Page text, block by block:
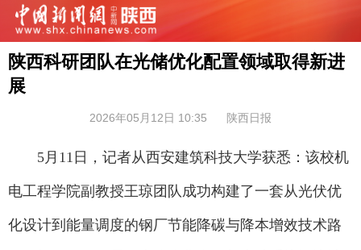
陕西科研团队在光储优化配置领域取得新进
展
2026年05月12日 10:35 陕西日报
5月11日，记者从西安建筑科技大学获悉：该校机
电工程学院副教授王琼团队成功构建了一套从光伏优
化设计到能量调度的钢厂节能降碳与降本增效技术路